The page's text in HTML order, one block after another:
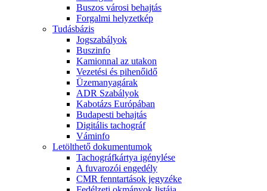
Buszos városi behajtás
Forgalmi helyzetkép
Tudásbázis
Jogszabályok
Buszinfo
Kamionnal az utakon
Vezetési és pihenőidő
Üzemanyagárak
ADR Szabályok
Kabotázs Európában
Budapesti behajtás
Digitális tachográf
Váminfo
Letölthető dokumentumok
Tachográfkártya igénylése
A fuvarozói engedély
CMR fenntartások jegyzéke